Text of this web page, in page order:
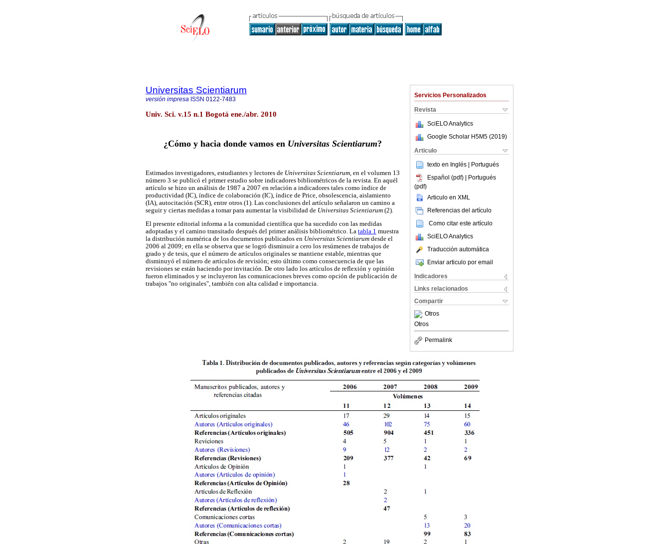
Servicios Personalizados
Revista
SciELO Analytics
Google Scholar H5M5 (2019)
Articulo
texto en Inglés | Portugués
Español (pdf) | Portugués
(pdf)
Articulo en XML
Referencias del artículo
Como citar este artículo
SciELO Analytics
Traducción automática
Enviar articulo por email
Indicadores
Links relacionados
Compartir
Otros
Otros
Permalink
Universitas Scientiarum
versión impresa ISSN 0122-7483
Univ. Sci. v.15 n.1 Bogotá ene./abr. 2010
¿Cómo y hacia donde vamos en Universitas Scientiarum?
Estimados investigadores, estudiantes y lectores de Universitas Scientiarum , en el volumen 13
número 3 se publicó el primer estudio sobre indicadores bibliométricos de la revista. En aquél
artículo se hizo un análisis de 1987 a 2007 en relación a indicadores tales como índice de
productividad (IC), índice de colaboración (IC), índice de Price, obsolescencia, aislamiento
(IA), autocitación (SCR), entre otros (1). Las conclusiones del artículo señalaron un camino a
seguir y ciertas medidas a tomar para aumentar la visibilidad de Universitas Scientiarum (2).
El presente editorial informa a la comunidad científica que ha sucedido con las medidas
adoptadas y el camino transitado después del primer análisis bibliométrico. La tabla 1 muestra
la distribución numérica de los documentos publicados en Universitas Scientiarum desde el
2006 al 2009; en ella se observa que se logró disminuir a cero los resúmenes de trabajos de
grado y de tesis, que el número de artículos originales se mantiene estable, mientras que
disminuyó el número de artículos de revisión; esto último como consecuencia de que las
revisiones se están haciendo por invitación. De otro lado los artículos de reflexión y opinión
fueron eliminados y se incluyeron las comunicaciones breves como opción de publicación de
trabajos "no originales", también con alta calidad e importancia.